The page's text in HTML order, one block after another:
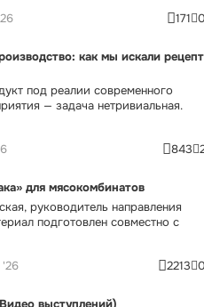
171
как мы искали рецепт
под реалии современного
— задача нетривиальная.
843
для мясокомбинатов
руководитель направления
подготовлен совместно с
'26 2213
выступлений)